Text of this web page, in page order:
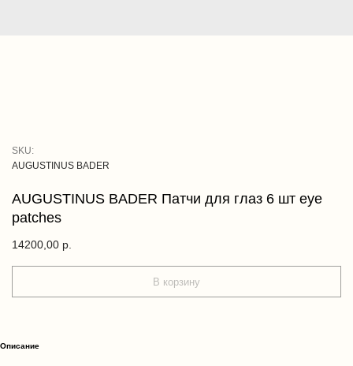
AUGUSTINUS BADER Патчи для глаз 6 шт eye
patches
AUGUSTINUS BADER
SKU:
14200,00 р.
В корзину
Описание